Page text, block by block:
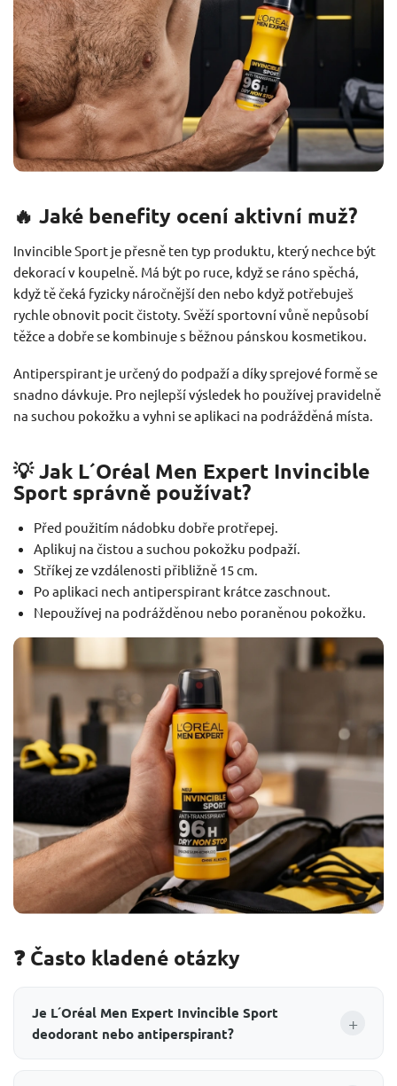
🔥 Jaké benefity ocení aktivní muž?
Invincible Sport je přesně ten typ produktu, který nechce být
dekorací v koupelně. Má být po ruce, když se ráno spěchá,
když tě čeká fyzicky náročnější den nebo když potřebuješ
rychle obnovit pocit čistoty. Svěží sportovní vůně nepůsobí
těžce a dobře se kombinuje s běžnou pánskou kosmetikou.
Antiperspirant je určený do podpaží a díky sprejové formě se
snadno dávkuje. Pro nejlepší výsledek ho používej pravidelně
na suchou pokožku a vyhni se aplikaci na podrážděná místa.
💡 Jak L´Oréal Men Expert Invincible
Sport správně používat?
Před použitím nádobku dobře protřepej.
Aplikuj na čistou a suchou pokožku podpaží.
Stříkej ze vzdálenosti přibližně 15 cm.
Po aplikaci nech antiperspirant krátce zaschnout.
Nepoužívej na podrážděnou nebo poraněnou pokožku.
❓ Často kladené otázky
Je L´Oréal Men Expert Invincible Sport
deodorant nebo antiperspirant?
+